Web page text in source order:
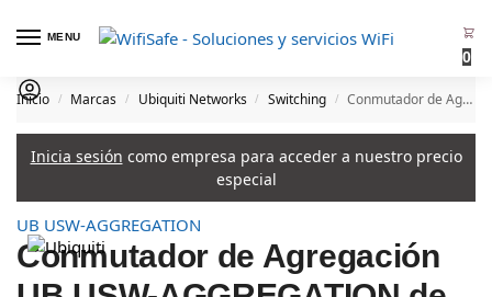
MENU
0
Inicio / Marcas / Ubiquiti Networks / Switching / Conmutador de Agregación UB USW-AGGREGATION de Ubiquiti de Ubiquiti
Inicia sesión como empresa para acceder a nuestro precio
especial
UB USW-AGGREGATION
Conmutador de Agregación